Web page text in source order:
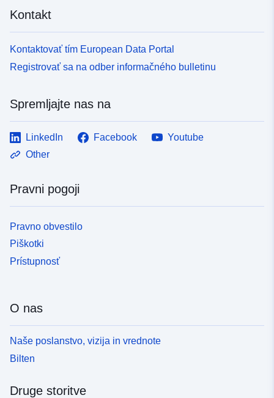
Kontakt
Kontaktovať tím European Data Portal
Registrovať sa na odber informačného bulletinu
Spremljajte nas na
LinkedIn Facebook
Youtube
Other
Pravni pogoji
Pravno obvestilo
Piškotki
Prístupnosť
O nas
Naše poslanstvo, vizija in vrednote
Bilten
Druge storitve